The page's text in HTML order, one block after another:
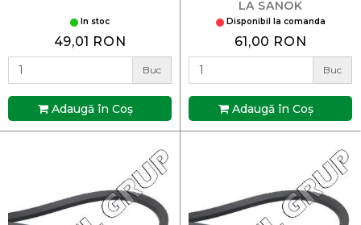
In stoc
49,01 RON
Buc
Adaugă în Coş
LA SANOK
Disponibil la comanda
61,00 RON
Buc
Adaugă în Coş